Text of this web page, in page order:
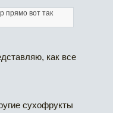
прямо вот так
как все
сухофрукты